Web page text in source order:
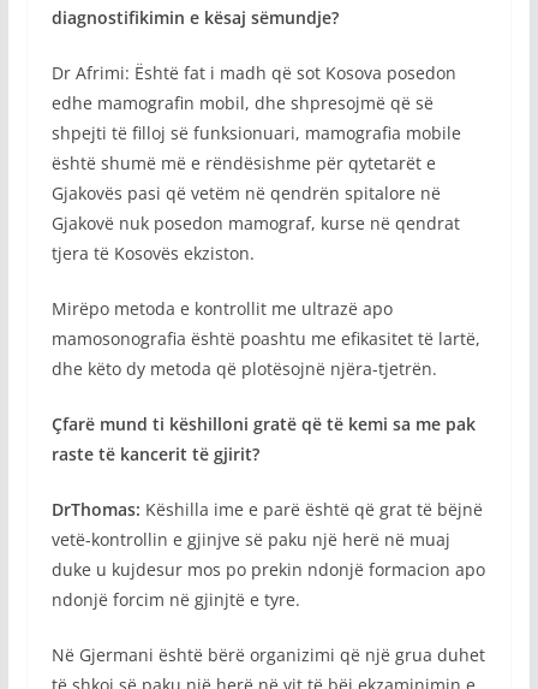
diagnostifikimin e kësaj sëmundje?
Dr Afrimi: Është fat i madh që sot Kosova posedon
edhe mamografin mobil, dhe shpresojmë që së
shpejti të filloj së funksionuari, mamografia mobile
është shumë më e rëndësishme për qytetarët e
Gjakovës pasi që vetëm në qendrën spitalore në
Gjakovë nuk posedon mamograf, kurse në qendrat
tjera të Kosovës ekziston.
Mirëpo metoda e kontrollit me ultrazë apo
mamosonografia është poashtu me efikasitet të lartë,
dhe këto dy metoda që plotësojnë njëra-tjetrën.
Çfarë mund ti këshilloni gratë që të kemi sa me pak
raste të kancerit të gjirit?
DrThomas: Këshilla ime e parë është që grat të bëjnë
vetë-kontrollin e gjinjve së paku një herë në muaj
duke u kujdesur mos po prekin ndonjë formacion apo
ndonjë forcim në gjinjtë e tyre.
Në Gjermani është bërë organizimi që një grua duhet